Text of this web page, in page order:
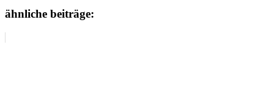
ähnliche beiträge: